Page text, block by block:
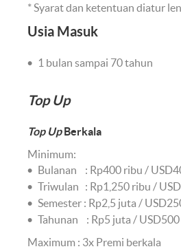
* Syarat dan ketentuan diatur
Usia Masuk
1 bulan sampai 70 tahun
Top Up
Top UpBerkala
Minimum:
Bulanan : Rp400 ribu /
Triwulan : Rp1,250 ribu /
Semester : Rp2,5 juta /
Tahunan : Rp5 juta / USD500
Maximum : 3x Premi berkala